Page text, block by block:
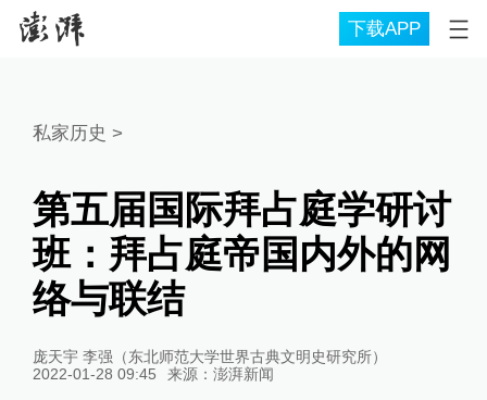
下载APP
私家历史 >
第五届国际拜占庭学研讨
班：拜占庭帝国内外的网
络与联结
庞天宇 李强（东北师范大学世界古典文明史研究所）
2022-01-28 09:45
来源： 澎湃新闻